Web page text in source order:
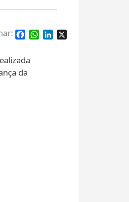
Facebook
WhatsApp
LinkedIn
da